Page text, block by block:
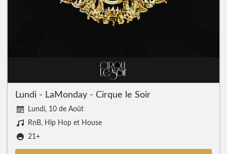
Lundi - LaMonday - Cirque le Soir
Lundi, 10 de Août
RnB, Hip Hop et House
21+